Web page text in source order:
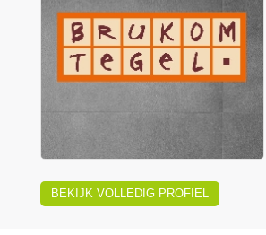
BEKIJK VOLLEDIG PROFIEL